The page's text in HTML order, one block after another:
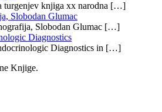
turgenjev knjiga xx narodna […]
Slobodan Glumac
Slobodan Glumac […]
Diagnostics
Diagnostics in […]
Knjige.